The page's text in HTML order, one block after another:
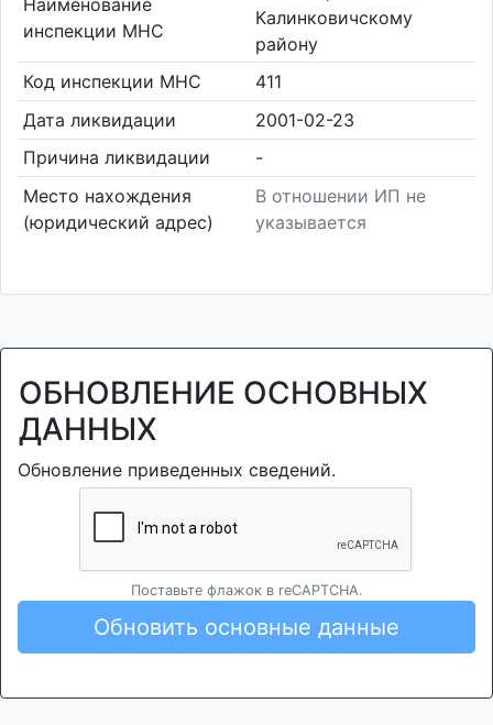
инспекции МНС
Калинковичскому
району
Код инспекции МНС
411
Дата ликвидации
2001-02-23
Причина ликвидации
-
Место нахождения
(юридический адрес)
В отношении ИП не
указывается
ОБНОВЛЕНИЕ ОСНОВНЫХ
ДАННЫХ
Обновление приведенных сведений.
Поставьте флажок в reCAPTCHA.
Обновить основные данные